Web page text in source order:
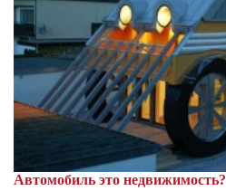
Автомобиль это недвижимость?